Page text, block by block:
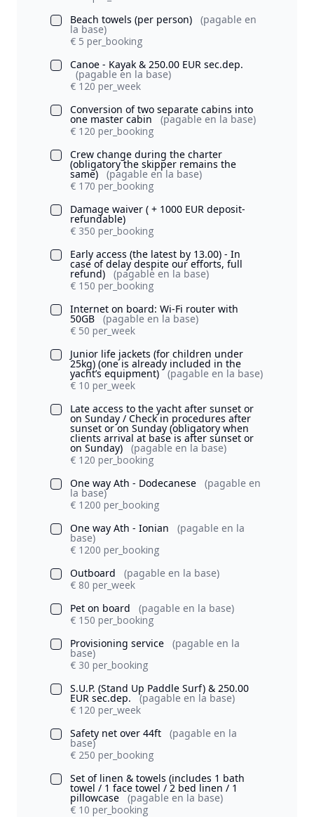
Beach towels (per person)
(pagable en
la base)
€ 5 per_booking
Canoe - Kayak & 250.00 EUR sec.dep.
(pagable en la base)
€ 120 per_week
Conversion of two separate cabins into
one master cabin
(pagable en la base)
€ 120 per_booking
Crew change during the charter
(obligatory the skipper remains the
same)
(pagable en la base)
€ 170 per_booking
Damage waiver ( + 1000 EUR deposit-
refundable)
€ 350 per_booking
Early access (the latest by 13.00) - In
case of delay despite our efforts, full
refund)
(pagable en la base)
€ 150 per_booking
Internet on board: Wi-Fi router with
50GB
(pagable en la base)
€ 50 per_week
Junior life jackets (for children under
25kg) (one is already included in the
yacht’s equipment)
(pagable en la base)
€ 10 per_week
Late access to the yacht after sunset or
on Sunday / Check in procedures after
sunset or on Sunday (obligatory when
clients arrival at base is after sunset or
on Sunday)
(pagable en la base)
€ 120 per_booking
One way Ath - Dodecanese
(pagable en
la base)
€ 1200 per_booking
One way Ath - Ionian
(pagable en la
base)
€ 1200 per_booking
Outboard
(pagable en la base)
€ 80 per_week
Pet on board
(pagable en la base)
€ 150 per_booking
Provisioning service
(pagable en la
base)
€ 30 per_booking
S.U.P. (Stand Up Paddle Surf) & 250.00
EUR sec.dep.
(pagable en la base)
€ 120 per_week
Safety net over 44ft
(pagable en la
base)
€ 250 per_booking
Set of linen & towels (includes 1 bath
towel / 1 face towel / 2 bed linen / 1
pillowcase
(pagable en la base)
€ 10 per_booking